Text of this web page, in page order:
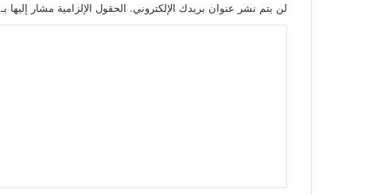
لن يتم نشر عنوان بريدك الإلكتروني. الحقول الإلزامية مشار إليها بـ